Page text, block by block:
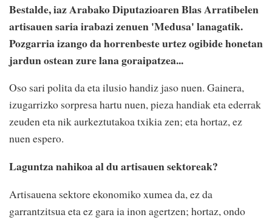
Bestalde, iaz Arabako Diputazioaren Blas Arratibelen
artisauen saria irabazi zenuen 'Medusa' lanagatik.
Pozgarria izango da horrenbeste urtez ogibide honetan
jardun ostean zure lana goraipatzea...
Oso sari polita da eta ilusio handiz jaso nuen. Gainera,
izugarrizko sorpresa hartu nuen, pieza handiak eta ederrak
zeuden eta nik aurkeztutakoa txikia zen; eta hortaz, ez
nuen espero.
Laguntza nahikoa al du artisauen sektoreak?
Artisauena sektore ekonomiko xumea da, ez da
garrantzitsua eta ez gara ia inon agertzen; hortaz, ondo